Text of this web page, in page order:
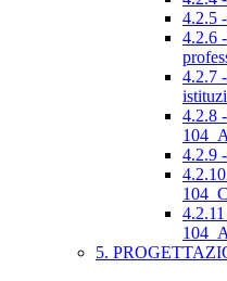
4.2.5
4.2.6
4.2.7
4.2.8
4.2.9
5.